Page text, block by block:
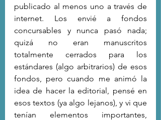
publicado al menos uno a través de
internet. Los envié a fondos
concursables y nunca pasó nada;
quizá no eran manuscritos
totalmente cerrados para los
estándares (algo arbitrarios) de esos
fondos, pero cuando me animó la
idea de hacer la editorial, pensé en
esos textos (ya algo lejanos), y vi que
tenían elementos importantes,